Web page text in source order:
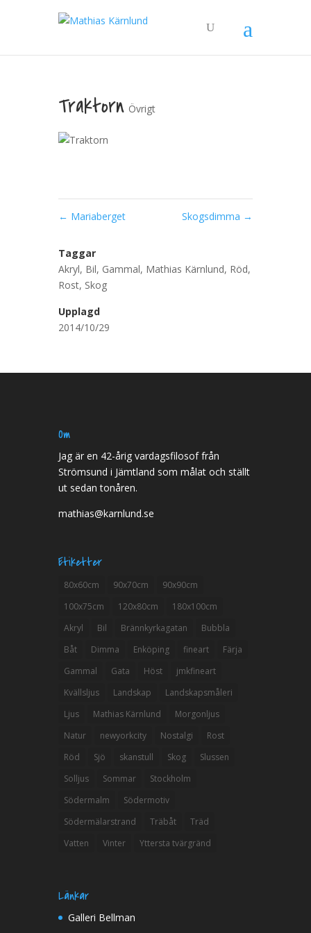
Traktorn Övrigt
← Mariaberget Skogsdimma →
Taggar
Akryl, Bil, Gammal, Mathias Kärnlund, Röd,
Rost, Skog
Upplagd
2014/10/29
Om
Jag är en 42-årig vardagsfilosof från
Strömsund i Jämtland som målat och ställt
ut sedan tonåren.
mathias@karnlund.se
Etiketter
80x60cm 90x70cm
90x90cm
100x75cm
120x80cm
180x100cm
Akryl
Bil Brännkyrkagatan
Bubbla
Båt
Dimma Enköping fineart
Färja
Gammal
Gata Höst
jmkfineart
Kvällsljus
Landskap
Landskapsmåleri
Ljus
Mathias Kärnlund
Morgonljus
Natur
newyorkcity Nostalgi
Rost
Röd
Sjö skanstull Skog
Slussen
Solljus
Sommar
Stockholm
Södermalm
Södermotiv
Södermälarstrand
Träbåt
Träd
Vatten
Vinter Yttersta tvärgränd
Länkar
Galleri Bellman